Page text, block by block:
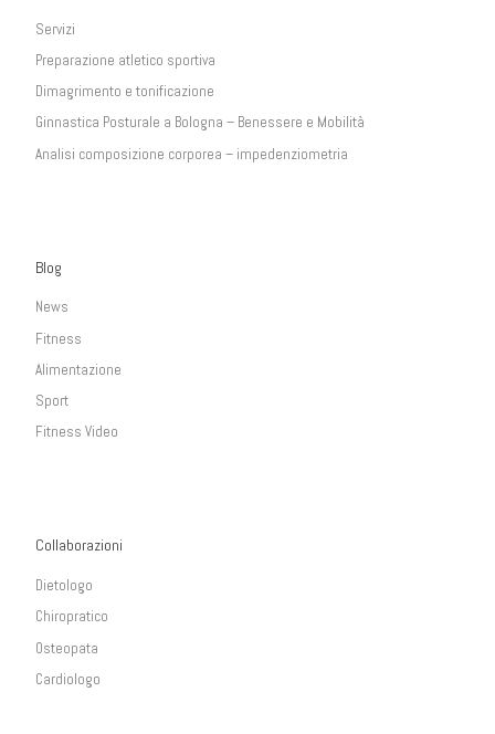
Servizi
Preparazione atletico sportiva
Dimagrimento e tonificazione
Ginnastica Posturale a Bologna – Benessere e Mobilità
Analisi composizione corporea – impedenziometria
Blog
News
Fitness
Alimentazione
Sport
Fitness Video
Collaborazioni
Dietologo
Chiropratico
Osteopata
Cardiologo